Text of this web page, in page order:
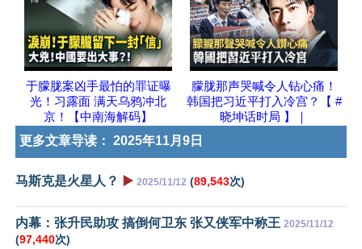
于朦胧案凶手最怕的罪证曝
光！习露面 满天乌鸦冲北
京！【中南海解码】
朦胧那声哭喊令人钻心痛！
韩国把习近平打入冷宫？【 #
晓坤话时局 】｜
更多文章导读： 2025年11月9日
马斯克是火星人？ ▶️ 2025/11/12 (89,543次)
内幕：张升民助攻 搞倒何卫东 张又侠军中称王 2025/11/12
(97,440次)